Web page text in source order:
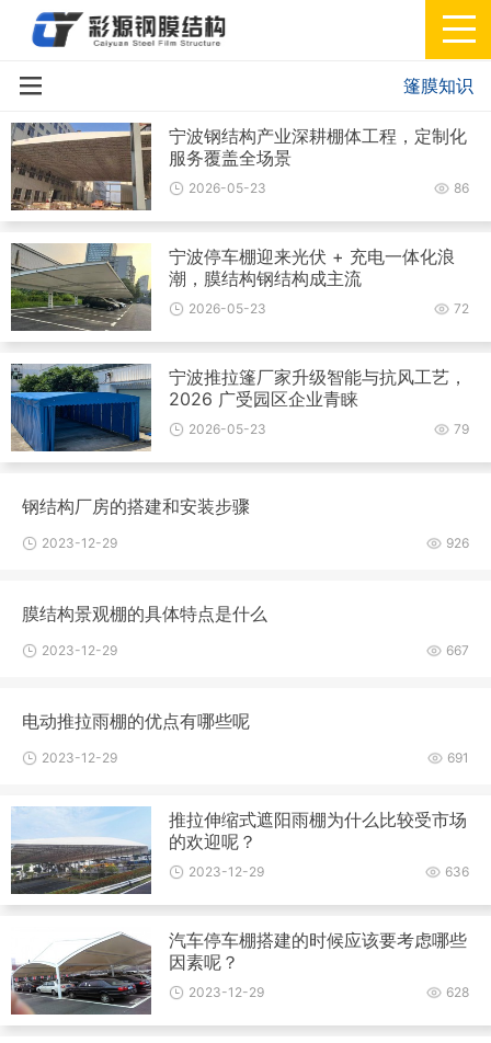
篷膜知识
宁波钢结构产业深耕棚体工程，定制化
服务覆盖全场景
2026-05-23 86
宁波停车棚迎来光伏 + 充电一体化浪
潮，膜结构钢结构成主流
2026-05-23 72
宁波推拉篷厂家升级智能与抗风工艺，
2026 广受园区企业青睐
2026-05-23 79
钢结构厂房的搭建和安装步骤
2023-12-29 926
膜结构景观棚的具体特点是什么
2023-12-29 667
电动推拉雨棚的优点有哪些呢
2023-12-29 691
推拉伸缩式遮阳雨棚为什么比较受市场
的欢迎呢？
2023-12-29 636
汽车停车棚搭建的时候应该要考虑哪些
因素呢？
2023-12-29 628